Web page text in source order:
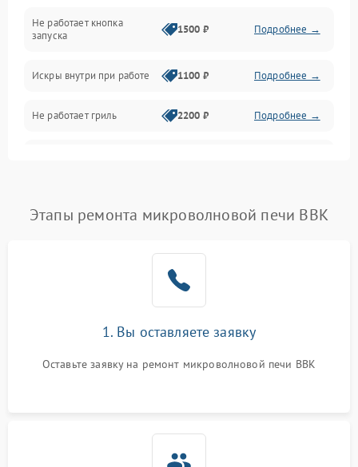
Нагрев и приготовление
Программное обеспечение
Не работает кнопка
запуска
1500 ₽ Подробнее →
Искры внутри при работе 1100 ₽ Подробнее →
Не работает гриль 2200 ₽ Подробнее →
Появление запаха гари Подробнее →
2200 ₽
Не работают сенсорные
1000 ₽
Этапы ремонта микроволновой печи BBK
1. Вы оставляете заявку
Оставьте заявку на ремонт микроволновой печи BBK